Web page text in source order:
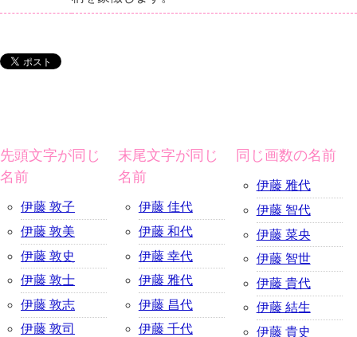
先頭文字が同じ
名前
伊藤 敦子
伊藤 敦美
伊藤 敦史
伊藤 敦士
伊藤 敦志
伊藤 敦司
末尾文字が同じ
名前
伊藤 佳代
伊藤 和代
伊藤 幸代
伊藤 雅代
伊藤 昌代
伊藤 千代
同じ画数の名前
伊藤 雅代
伊藤 智代
伊藤 菜央
伊藤 智世
伊藤 貴代
伊藤 結生
伊藤 貴史